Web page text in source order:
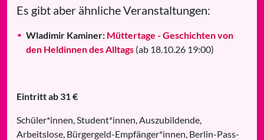
Es gibt aber ähnliche Veranstaltungen:
Wladimir Kaminer: Müttertage - Geschichten von
den Heldinnen des Alltags (ab 18.10.26 19:00)
Eintritt ab 31 €
Schüler*innen, Student*innen, Auszubildende,
Arbeitslose, Bürgergeld-Empfänger*innen, Berlin-Pass-